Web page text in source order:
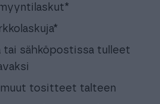
tai sähköpostissa tulleet
muut tositteet talteen